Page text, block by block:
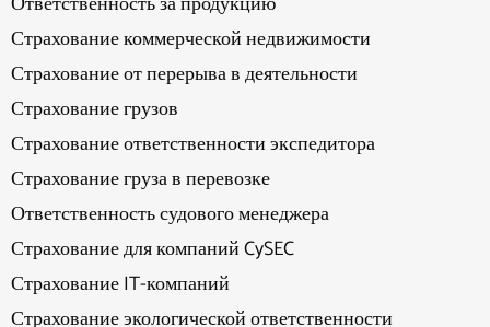
Страхование коммерческой недвижимости
Страхование от перерыва в деятельности
Страхование грузов
Страхование ответственности экспедитора
Страхование груза в перевозке
Ответственность судового менеджера
Страхование для компаний CySEC
Страхование IT-компаний
Страхование экологической ответственности